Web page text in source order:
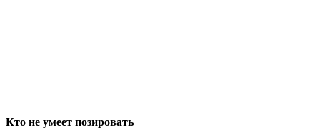
Кто не умеет позировать